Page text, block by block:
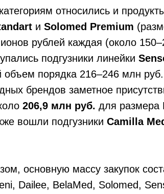
относились и
и Solomed Premium
рублей каждая (около
подгузники линейки
объем порядка 216–246 млн
брендов заметное
206,9 млн руб. для размера
вошли подгузники Camilla
основную массу закупок
Dailee, BelaMed, Solomed,